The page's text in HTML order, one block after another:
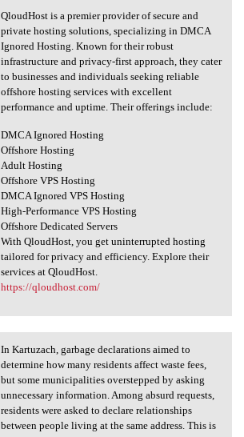
is a premier
QloudHost is a premier provider of secure and
private hosting solutions, specializing in DMCA
Ignored Hosting. Known for their robust
infrastructure and privacy-first approach, they cater
to businesses and individuals seeking reliable
offshore hosting services with excellent
performance and uptime. Their offerings include:
DMCA Ignored Hosting
Offshore Hosting
Adult Hosting
Offshore VPS Hosting
DMCA Ignored VPS Hosting
High-Performance VPS Hosting
Offshore Dedicated Servers
With QloudHost, you get uninterrupted hosting
tailored for privacy and efficiency. Explore their
services at QloudHost.
https://qloudhost.com/
Kartuzach, garbage
In Kartuzach, garbage declarations aimed to
determine how many residents affect waste fees,
but some municipalities overstepped by asking
unnecessary information. Among absurd requests,
residents were asked to declare relationships
between people living at the same address. This is